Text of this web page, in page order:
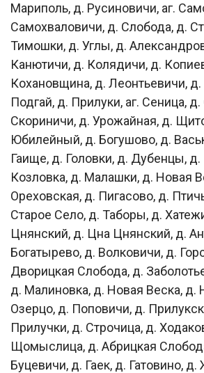
Мариполь, д. Русиновичи, аг.
Самохваловичи, д. Слобода, д.
Тимошки, д. Углы, д.
Канютичи, д. Колядичи, д.
Кохановщина, д. Леонтьевичи,
Подгай, д. Прилуки, аг. Сеница,
Скориничи, д. Урожайная, д.
Юбилейный, д. Богушово, д.
Гаище, д. Головки, д. Дубенцы,
Козловка, д. Малашки, д. Новая
Ореховская, д. Пигасово, д.
Старое Село, д. Таборы, д.
Цнянский, д. Цна Цнянский, д.
Богатырево, д. Волковичи, д.
Дворицкая Слобода, д.
д. Малиновка, д. Новая Веска,
Озерцо, д. Поповичи, д.
Прилучки, д. Строчица, д.
Щомыслица, д. Абрицкая
Буцевичи, д. Гаек, д. Гатовино,